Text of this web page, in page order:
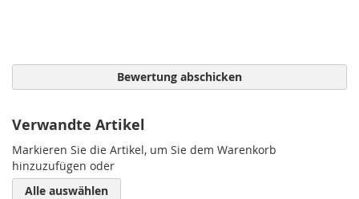
Bewertung abschicken
Verwandte Artikel
Markieren Sie die Artikel, um Sie dem Warenkorb
hinzuzufügen oder
Alle auswählen